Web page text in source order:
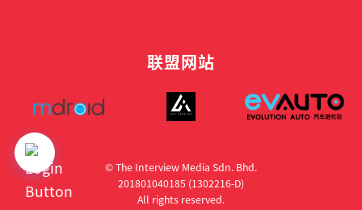
联盟网站
© The Interview Media Sdn. Bhd.
201801040185 (1302216­-D)
All rights reserved.